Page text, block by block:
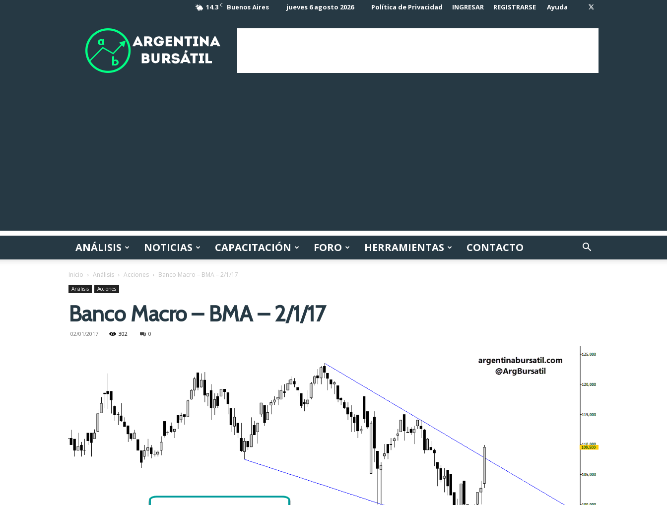
14.3 C Buenos Aires jueves 6 agosto 2026 Política de Privacidad INGRESAR REGISTRARSE Ayuda
Bursátil
ANÁLISIS NOTICIAS CAPACITACIÓN FORO HERRAMIENTAS CONTACTO
Inicio Análisis Acciones Banco Macro – BMA – 2/1/17
Análisis Acciones
Banco Macro – BMA – 2/1/17
02/01/2017 302 0